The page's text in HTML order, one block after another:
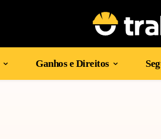
Ganhos e Direitos